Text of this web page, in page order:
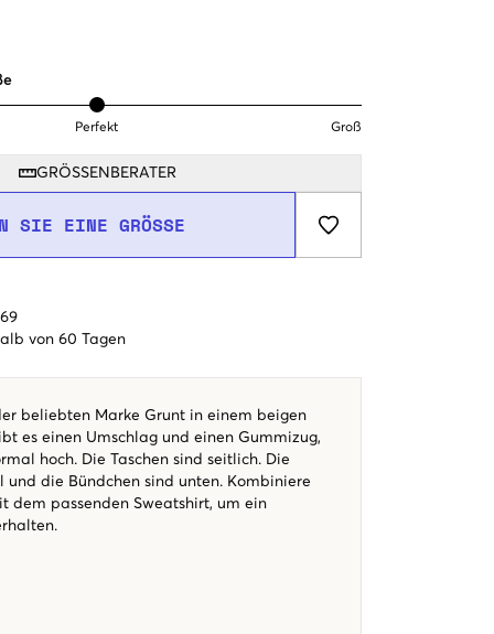
Perfekt Groß
GRÖSSENBERATER
SIE EINE GRÖSSE
von 60 Tagen
beliebten Marke Grunt in einem beigen
es einen Umschlag und einen Gummizug,
hoch. Die Taschen sind seitlich. Die
und die Bündchen sind unten. Kombiniere
dem passenden Sweatshirt, um ein